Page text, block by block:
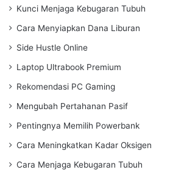
Kunci Menjaga Kebugaran Tubuh
Cara Menyiapkan Dana Liburan
Side Hustle Online
Laptop Ultrabook Premium
Rekomendasi PC Gaming
Mengubah Pertahanan Pasif
Pentingnya Memilih Powerbank
Cara Meningkatkan Kadar Oksigen
Cara Menjaga Kebugaran Tubuh